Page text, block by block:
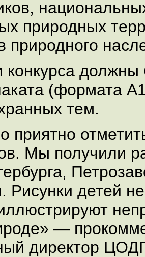
природных
природного
конкурса
(формата
тем.
приятно
Мы получили
Рисунки детей
—
директор